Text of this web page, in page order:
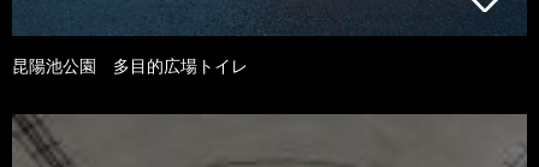
昆陽池公園 多目的広場トイレ